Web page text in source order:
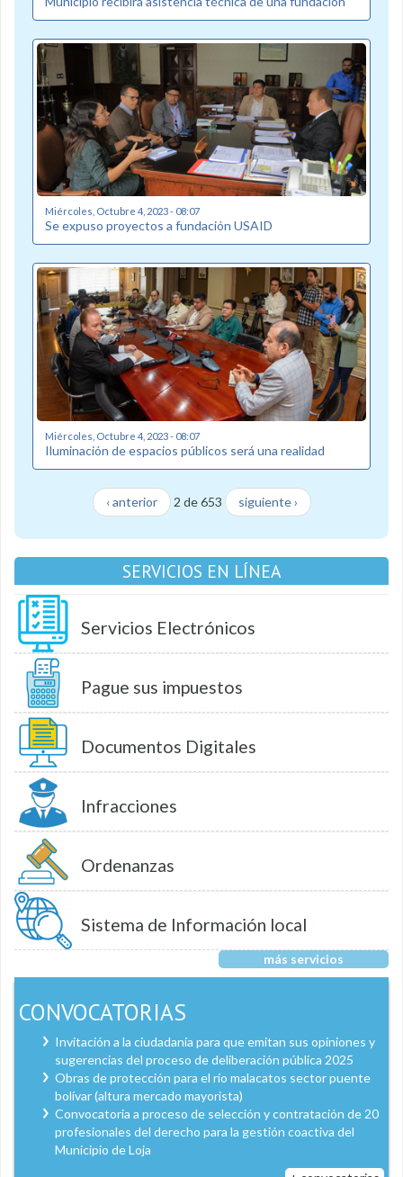
Miércoles, Octubre 4, 2023 - 08:07
Se expuso proyectos a fundación USAID
Miércoles, Octubre 4, 2023 - 08:07
Iluminación de espacios públicos será una realidad
‹ anterior 2 de 653 siguiente ›
SERVICIOS EN LÍNEA
Servicios Electrónicos
Pague sus impuestos
Documentos Digitales
Infracciones
Ordenanzas
Sistema de Información local
más servicios
CONVOCATORIAS
Invitación a la ciudadanía para que emitan sus opiniones y
sugerencias del proceso de deliberación pública 2025
Obras de protección para el río malacatos sector puente
bolívar (altura mercado mayorista)
Convocatoria a proceso de selección y contratación de 20
profesionales del derecho para la gestión coactiva del
Municipio de Loja